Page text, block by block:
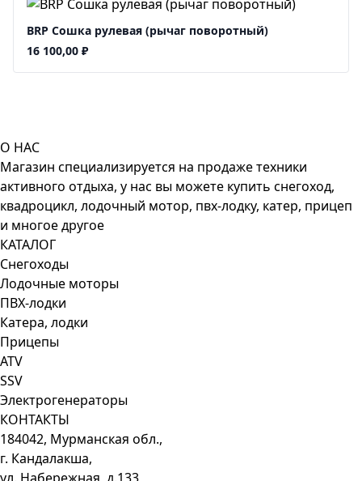
BRP Сошка рулевая (рычаг поворотный)
16 100,00 ₽
О НАС
Магазин специализируется на продаже техники
активного отдыха, у нас вы можете купить снегоход,
квадроцикл, лодочный мотор, пвх-лодку, катер, прицеп
и многое другое
КАТАЛОГ
Снегоходы
Лодочные моторы
ПВХ-лодки
Катера, лодки
Прицепы
ATV
SSV
Электрогенераторы
КОНТАКТЫ
184042, Мурманская обл.,
г. Кандалакша,